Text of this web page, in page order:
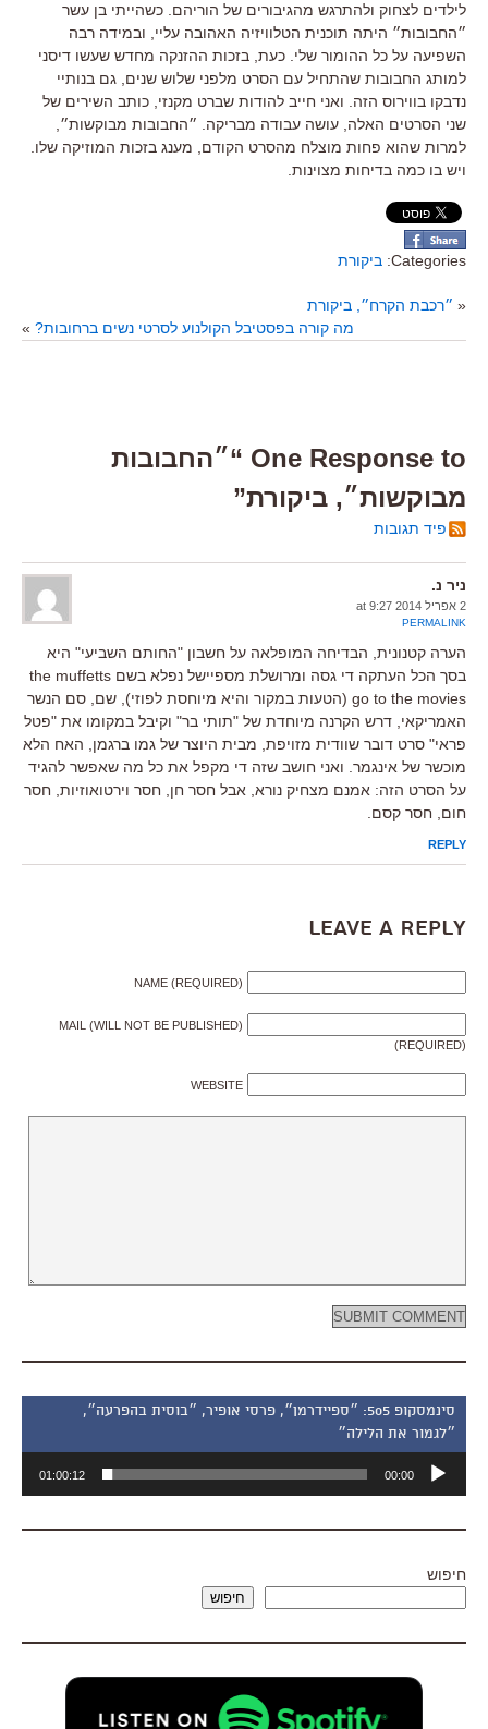
לילדים לצחוק ולהתרגש מהגיבורים של הוריהם. כשהייתי בן עשר
״החבובות״ היתה תוכנית הטלוויזיה האהובה עליי, ובמידה רבה
השפיעה על כל ההומור שלי. כעת, בזכות ההזנקה מחדש שעשו דיסני
למותג החבובות שהתחיל עם הסרט מלפני שלוש שנים, גם בנותיי
נדבקו בווירוס הזה. ואני חייב להודות שברט מקנזי, כותב השירים של
שני הסרטים האלה, עושה עבודה מבריקה. ״החבובות מבוקשות״,
למרות שהוא פחות מוצלח מהסרט הקודם, מענג בזכות המוזיקה שלו.
ויש בו כמה בדיחות מצוינות.
Categories: ביקורת
« ״רכבת הקרח״, ביקורת
מה קורה בפסטיבל הקולנוע לסרטי נשים ברחובות? »
One Response to “״החבובות
מבוקשות״, ביקורת”
פיד תגובות
ניר נ.
2 אפריל 2014 at 9:27
PERMALINK
הערה קטנונית, הבדיחה המופלאה על חשבון "החותם השביעי" היא
בסך הכל העתקה די גסה ומרושלת מספיישל נפלא בשם the muffetts
go to the movies (הטעות במקור והיא מיוחסת לפוזי), שם, סם הנשר
האמריקאי, דרש הקרנה מיוחדת של "תותי בר" וקיבל במקומו את "פטל
פראי" סרט דובר שוודית מזויפת, מבית היוצר של גמו ברגמן, האח הלא
מוכשר של אינגמר. ואני חושב שזה די מקפל את כל מה שאפשר להגיד
על הסרט הזה: אמנם מצחיק נורא, אבל חסר חן, חסר וירטואוזיות, חסר
חום, חסר קסם.
REPLY
Leave a Reply
NAME (REQUIRED)
MAIL (WILL NOT BE PUBLISHED)
(REQUIRED)
WEBSITE
סינמסקופ 505: ״ספיידרמן״, פרסי אופיר, ״בוסית בהפרעה״,
״לגמור את הלילה״
אודיו
00:00
01:00:12
חיפוש
חיפוש